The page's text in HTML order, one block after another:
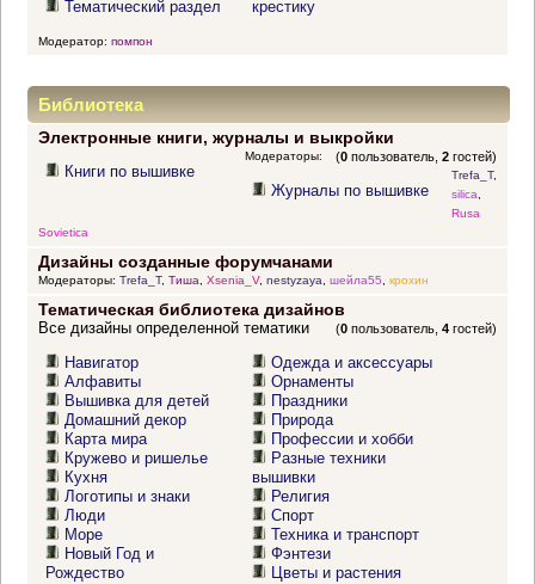
Тематический раздел крестику
Модератор: помпон
Библиотека
Электронные книги, журналы и выкройки
(0 пользователь,2 гостей)
Книги по вышивке
Журналы по вышивке
Модераторы:
Trefa_T,
silica,
Rusa
Sovietica
Дизайны созданные форумчанами
Модераторы: Trefa_T, Тиша, Xsenia_V, nestyzaya, шейла55, крохин
Тематическая библиотека дизайнов
(0 пользователь,4 гостей)
Все дизайны определенной тематики
Навигатор
Алфавиты
Вышивка для детей
Домашний декор
Карта мира
Кружево и ришелье
Кухня
Логотипы и знаки
Люди
Море
Новый Год и
Рождество
Одежда и аксессуары
Орнаменты
Праздники
Природа
Профессии и хобби
Разные техники
вышивки
Религия
Спорт
Техника и транспорт
Фэнтези
Цветы и растения